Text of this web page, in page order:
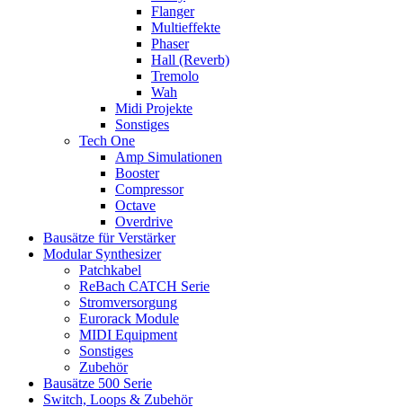
Flanger
Multieffekte
Phaser
Hall (Reverb)
Tremolo
Wah
Midi Projekte
Sonstiges
Tech One
Amp Simulationen
Booster
Compressor
Octave
Overdrive
Bausätze für Verstärker
Modular Synthesizer
Patchkabel
ReBach CATCH Serie
Stromversorgung
Eurorack Module
MIDI Equipment
Sonstiges
Zubehör
Bausätze 500 Serie
Switch, Loops & Zubehör